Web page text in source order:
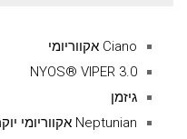
Ciano אקווריומי
NYOS® VIPER 3.0
גיזמן
Neptunian אקווריומי יוקרה נפטוליין